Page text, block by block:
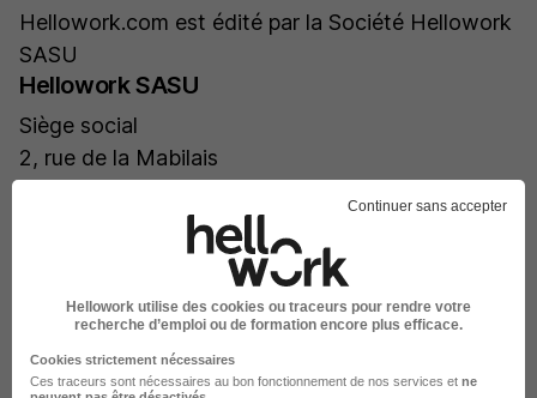
Hellowork.com est édité par la Société Hellowork
SASU
Hellowork SASU
Siège social
2, rue de la Mabilais
Tél. : 02 23 44 80 44
Fax : 02 23 44 80 45
contact@hellowork.com
R.C.S. RENNES 428 843 130
TVA Intra-communautaire : FR 69 428 843 130
Capital : 168.672 Euros
Continuer sans accepter
Hellowork utilise des cookies ou traceurs pour rendre votre
recherche d’emploi ou de formation encore plus efficace.
Cookies strictement nécessaires
Ces traceurs sont nécessaires au bon fonctionnement de nos services et ne